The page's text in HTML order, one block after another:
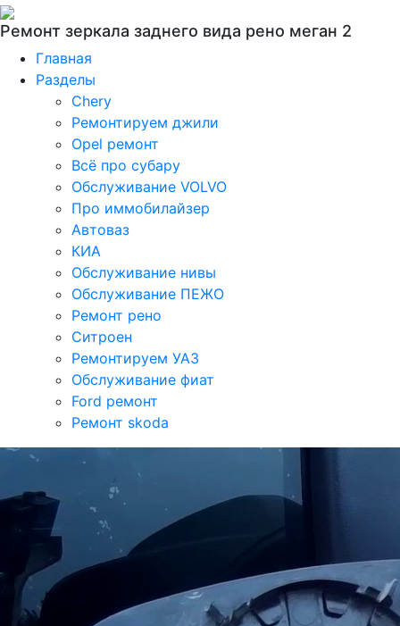
Ремонт зеркала заднего вида рено меган 2
Главная
Разделы
Chery
Ремонтируем джили
Opel ремонт
Всё про субару
Обслуживание VOLVO
Про иммобилайзер
Автоваз
КИА
Обслуживание нивы
Обслуживание ПЕЖО
Ремонт рено
Ситроен
Ремонтируем УАЗ
Обслуживание фиат
Ford ремонт
Ремонт skoda